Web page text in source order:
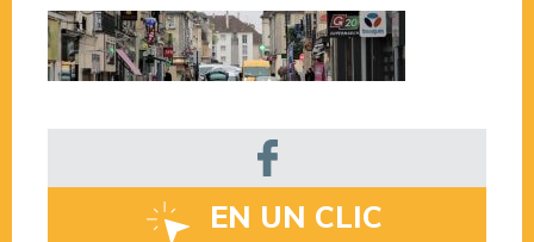
EN UN CLIC